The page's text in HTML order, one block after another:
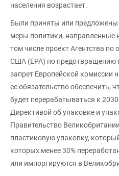
населения возрастает.
Были приняты или
меры политики, направленные
том числе проект Агентства
США (EPA) по предотвращению
запрет Европейской комиссии
ее обязательство обеспечить,
будет перерабатываться к 2030
Директивой об упаковке и
Правительство
пластиковую упаковку,
которых менее 30%
или импортируются в